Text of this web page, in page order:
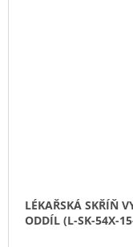
LÉKAŘSKÁ SKŘÍŇ
ODDÍL (L-SK-54X-